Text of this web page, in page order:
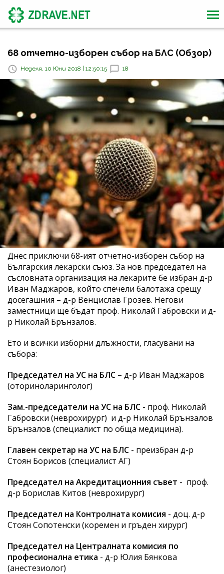
68 отчетно-изборен събор на БЛС (Обзор)
Неделя, 10 Юни 2018 | 12:50:15 18
Днес приключи 68-ият отчетно-изборен събор на
Българския лекарски съюз. За нов председател на
съсловната организация на лекарите бе избран д-р
Иван Маджаров, който спечели балотажа срещу
досегашния – д-р Венцислав Грозев. Негови
заместници ще бъдат проф. Николай Габровски и д-
р Николай Брънзалов.
Ето и всички изборни длъжности, гласувани на
събора:
Председател на УС на БЛС – д-р Иван Маджаров
(оториноларинголог)
Зам.-председатели на УС на БЛС - проф. Николай
Габровски (неврохирург) и д-р Николай Брънзалов
Брънзалов (специалист по обща медицина).
Главен секретар на УС на БЛС - преизбран д-р
Стоян Борисов (специалист АГ)
Председател на Акредитационния съвет - проф.
д-р Борислав Китов (неврохирург)
Председател на Контролната комисия - доц. д-р
Стоян Сопотенски (коремен и гръден хирург)
Председател на Централната комисия по
професионална етика - д-р Юлия Бянкова
(анестезиолог)